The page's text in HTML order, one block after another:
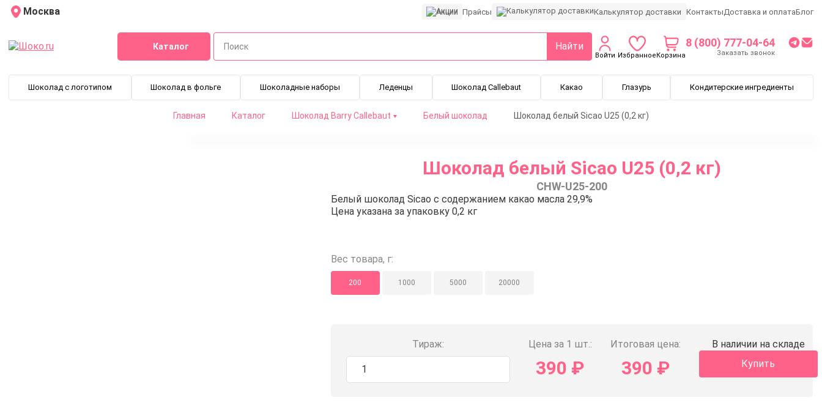
Москва Акции Прайсы Калькулятор доставки КонтактыДоставка и оплатаБлог
Каталог Найти
Войти ИзбранноеКорзина
8 (800) 777-04-64
Заказать звонок
Шоколад с логотипом Шоколад в фольге Шоколадные наборы Леденцы Шоколад Callebaut Какао Глазурь Кондитерские ингредиенты
Главная Каталог Шоколад Barry Callebaut Белый шоколад Шоколад белый Sicao U25 (0,2 кг)
Шоколад белый Sicao U25 (0,2 кг)
CHW-U25-200
Белый шоколад Sicao с содержанием какао масла 29,9%
Цена указана за упаковку 0,2 кг
Вес товара, г:
200 1000 5000 20000
Тираж: Цена за 1 шт.:
390 ₽
Итоговая цена:
390 ₽
В наличии на складе
Купить